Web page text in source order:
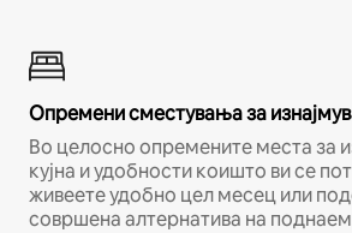
Опремени сместувања за
Во целосно опремените места за
кујна и удобности коишто ви се
живеете удобно цел месец или
совршена алтернатива на